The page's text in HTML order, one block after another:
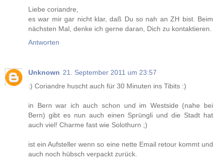
Liebe coriandre,
es war mir gar nicht klar, daß Du so nah an ZH bist. Beim
nächsten Mal, denke ich gerne daran, Dich zu kontaktieren.
Antworten
Unknown 21. September 2011 um 23:57
:) Coriandre huscht auch für 30 Minuten ins Tibits :)
in Bern war ich auch schon und im Westside (nahe bei
Bern) gibt es nun auch einen Sprüngli und die Stadt hat
auch viel! Charme fast wie Solothurn ;)
ist ein Aufsteller wenn so eine nette Email retour kommt und
auch noch hübsch verpackt zurück.